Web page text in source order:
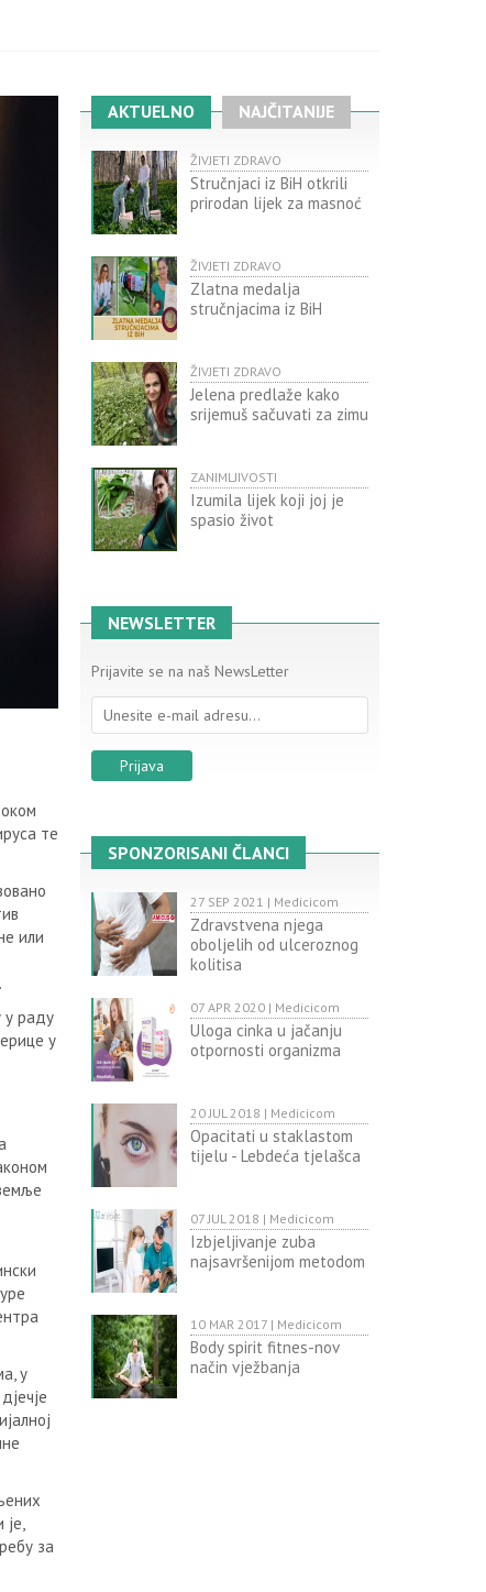
те
или
у раду
у
у
за
AKTUELNO NAJČITANIJE
ŽIVJETI ZDRAVO
Stručnjaci iz BiH otkrili
prirodan lijek za masnoć
ŽIVJETI ZDRAVO
Zlatna medalja
stručnjacima iz BiH
ŽIVJETI ZDRAVO
Jelena predlaže kako
srijemuš sačuvati za zimu
ZANIMLJIVOSTI
Izumila lijek koji joj je
spasio život
NEWSLETTER
Prijavite se na naš NewsLetter
SPONZORISANI ČLANCI
27 SEP 2021 | Medicicom
Zdravstvena njega
oboljelih od ulceroznog
kolitisa
07 APR 2020 | Medicicom
Uloga cinka u jačanju
otpornosti organizma
20 JUL 2018 | Medicicom
Opacitati u staklastom
tijelu - Lebdeća tjelašca
07 JUL 2018 | Medicicom
Izbjeljivanje zuba
najsavršenijom metodom
10 MAR 2017 | Medicicom
Body spirit fitnes-nov
način vježbanja